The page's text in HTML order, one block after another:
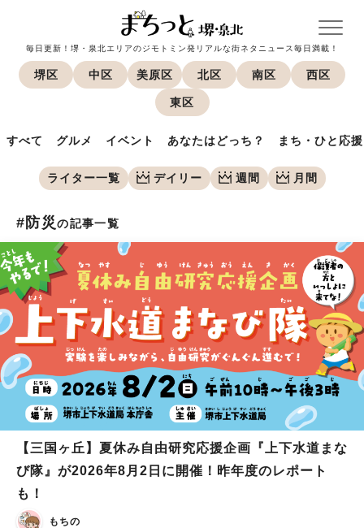
毎日更新！堺・泉北エリアのジモトミン発リアルな街ネタニュース毎日満載！
堺区 中区 美原区 北区 南区 西区
東区
すべて グルメ イベント あなたはどっち？ まち・ひと応援
ライター一覧 デイリー 週間 月間
#防災の記事一覧
【三国ヶ丘】夏休み自由研究応援企画『上下水道まな
び隊』が2026年8月2日に開催！昨年度のレポート
も！
もちの